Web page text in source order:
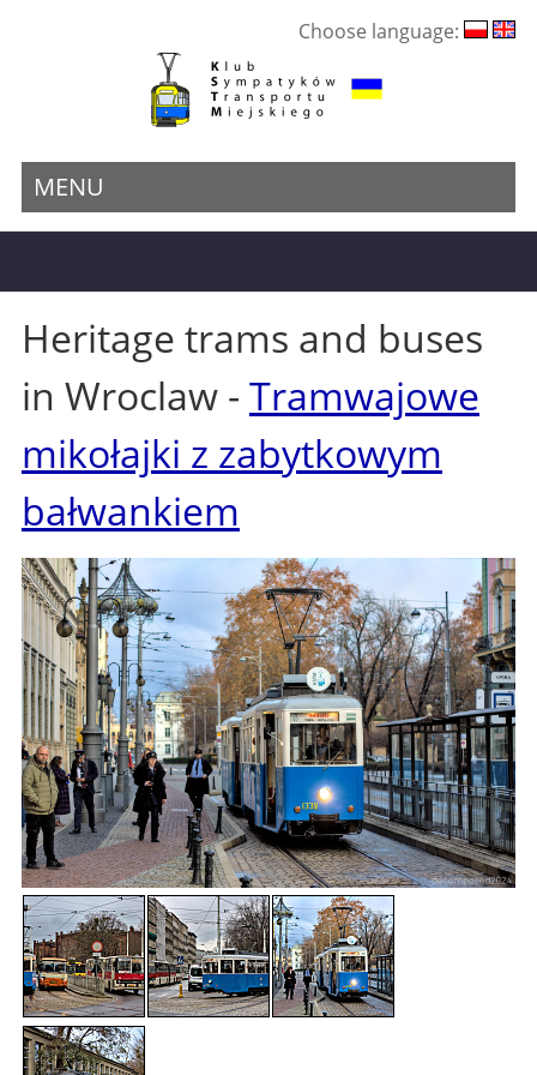
Choose language:
MENU
Heritage trams and buses
in Wroclaw - Tramwajowe
mikołajki z zabytkowym
bałwankiem